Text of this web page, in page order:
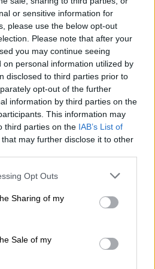
or sensitive information for
please use the below opt-out
Please note that after your
you may continue seeing
on personal information utilized by
disclosed to third parties prior to
opt-out of the further
information by third parties on the
This information may
third parties on the IAB’s List of
that may further disclose it to other
app uses one or more Google
behaviour. You may click to
and its third-party tags to
purposes in below Google
Opt Outs
Sharing of my
Sale of my
διάλογος στη Βουλή).
να λέει, με βάση τις
ένα περαστικό που
και να στέλνει
«Έχω την απαίτηση
συμβουλίου, να
βουλευτές με
είπε και πρόσθεσε
να γίνεται με τέτοιο
υπάρχουν παρεξηγήσεις
και από το βουλευτή
ότι ταυτόχρονα
επικράτεια και την
για την Κοβέσι